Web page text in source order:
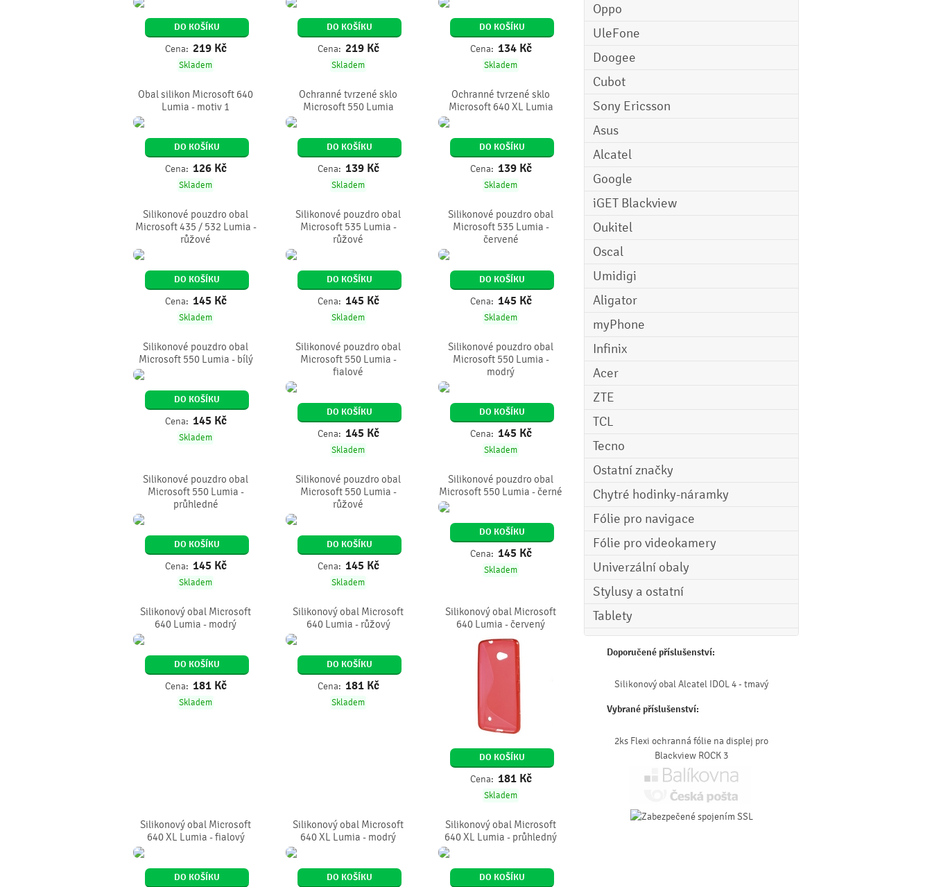
Oppo
UleFone
Doogee
Cubot
Sony Ericsson
Asus
Alcatel
Google
iGET Blackview
Oukitel
Oscal
Umidigi
Aligator
myPhone
Infinix
Acer
ZTE
TCL
Tecno
Ostatní značky
Chytré hodinky-náramky
Fólie pro navigace
Fólie pro videokamery
Univerzální obaly
Stylusy a ostatní
Tablety
Doporučené příslušenství:
Silikonový obal Alcatel IDOL 4 - tmavý
Vybrané příslušenství:
2ks Flexi ochranná fólie na displej pro
Blackview ROCK 3
DO KOŠÍKU
Cena: 219 Kč
Skladem
DO KOŠÍKU
Cena: 219 Kč
Skladem
DO KOŠÍKU
Cena: 134 Kč
Skladem
Obal silikon Microsoft 640
Lumia - motiv 1
DO KOŠÍKU
Cena: 126 Kč
Skladem
Ochranné tvrzené sklo
Microsoft 550 Lumia
DO KOŠÍKU
Cena: 139 Kč
Skladem
Ochranné tvrzené sklo
Microsoft 640 XL Lumia
DO KOŠÍKU
Cena: 139 Kč
Skladem
Silikonové pouzdro obal
Microsoft 435 / 532 Lumia -
růžové
DO KOŠÍKU
Cena: 145 Kč
Skladem
Silikonové pouzdro obal
Microsoft 535 Lumia -
růžové
DO KOŠÍKU
Cena: 145 Kč
Skladem
Silikonové pouzdro obal
Microsoft 535 Lumia -
červené
DO KOŠÍKU
Cena: 145 Kč
Skladem
Silikonové pouzdro obal
Microsoft 550 Lumia - bílý
DO KOŠÍKU
Cena: 145 Kč
Skladem
Silikonové pouzdro obal
Microsoft 550 Lumia -
fialové
DO KOŠÍKU
Cena: 145 Kč
Skladem
Silikonové pouzdro obal
Microsoft 550 Lumia -
modrý
DO KOŠÍKU
Cena: 145 Kč
Skladem
Silikonové pouzdro obal
Microsoft 550 Lumia -
průhledné
DO KOŠÍKU
Cena: 145 Kč
Skladem
Silikonové pouzdro obal
Microsoft 550 Lumia -
růžové
DO KOŠÍKU
Cena: 145 Kč
Skladem
Silikonové pouzdro obal
Microsoft 550 Lumia - černé
DO KOŠÍKU
Cena: 145 Kč
Skladem
Silikonový obal Microsoft
640 Lumia - modrý
DO KOŠÍKU
Cena: 181 Kč
Skladem
Silikonový obal Microsoft
640 Lumia - růžový
DO KOŠÍKU
Cena: 181 Kč
Skladem
Silikonový obal Microsoft
640 Lumia - červený
DO KOŠÍKU
Cena: 181 Kč
Skladem
Silikonový obal Microsoft
640 XL Lumia - fialový
DO KOŠÍKU
Silikonový obal Microsoft
640 XL Lumia - modrý
DO KOŠÍKU
Silikonový obal Microsoft
640 XL Lumia - průhledný
DO KOŠÍKU